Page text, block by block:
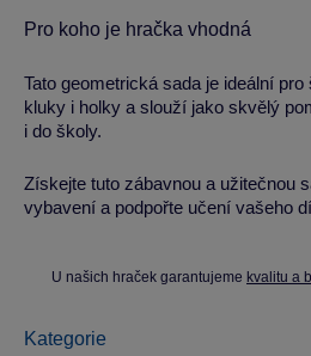
Pro koho je hračka vhodná
Tato geometrická sada je ideální
kluky i holky a slouží jako skvělý
i do školy.
Získejte tuto zábavnou a užitečnou
vybavení a podpořte učení vašeho
U našich hraček garantujeme kvalitu a
Kategorie